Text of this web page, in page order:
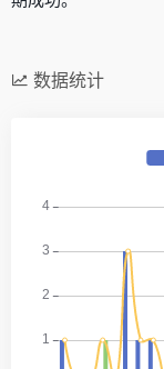
数据统计